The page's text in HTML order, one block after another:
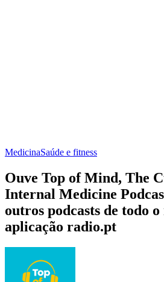
MedicinaSaúde e fitness
Ouve Top of Mind, The
Internal Medicine
outros podcasts de todo
aplicação radio.pt